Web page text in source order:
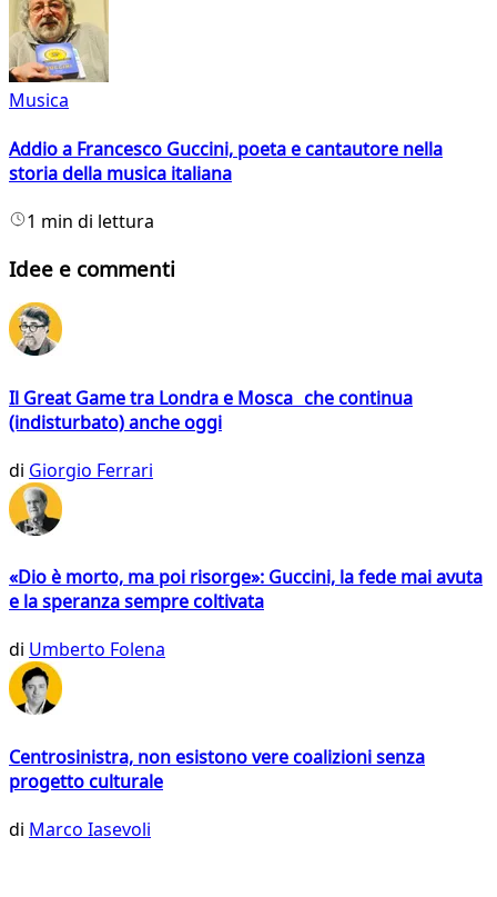
Musica
Addio a Francesco Guccini, poeta e cantautore nella
storia della musica italiana
1 min di lettura
Idee e commenti
Il Great Game tra Londra e Mosca che continua
(indisturbato) anche oggi
di Giorgio Ferrari
«Dio è morto, ma poi risorge»: Guccini, la fede mai avuta
e la speranza sempre coltivata
di Umberto Folena
Centrosinistra, non esistono vere coalizioni senza
progetto culturale
di Marco Iasevoli